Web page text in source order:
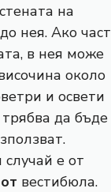
на
нея. Ако част
в нея може
около
и освети
да бъде
е от
вестибюла.